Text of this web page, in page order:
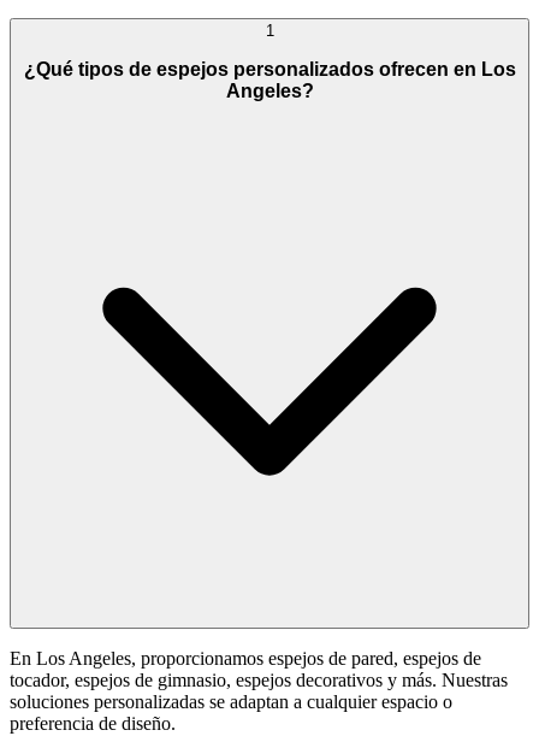
1
¿Qué tipos de espejos personalizados ofrecen en Los
Angeles?
En Los Angeles, proporcionamos espejos de pared, espejos de
tocador, espejos de gimnasio, espejos decorativos y más. Nuestras
soluciones personalizadas se adaptan a cualquier espacio o
preferencia de diseño.